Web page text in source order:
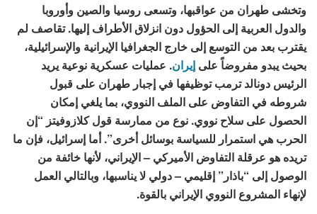
وتخشى طهران من عواقبها، وتسعى روسيا والصين وأوروبا
والدول العربية إلى الحؤول دون انزلاق الأطراف إليها. تقاصف لم
يقترب بعد من التوسع إلى خارج الجغرافيا الإيرانية والإسرائيلية،
بحيث يبدو مفروضاً على إيران. عمليات عسكرية نوعية يريد
الرئيس دونالد ترمب توظيفها في إجبار طهران على قبول
شروطه في التفاوض على الملف النووي، بما يلغي إمكان
الحصول على سلاح نووي. نوع من ممارسة قول كلازوفيتز “إن
الحرب هي استمرار للسياسة بوسائل أخرى”. أما إسرائيل، فإن ما
تريده هو عرقلة التفاوض الأميركي – الإيراني، لأنها خائفة من
الوصول إلى “باذار” إقليمي – دولي لا يناسبها، وبالتالي العمل
لإنهاء المشروع النووي الإيراني بالقوة.